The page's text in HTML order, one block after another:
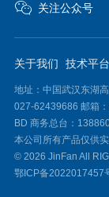
关注公众号
关于我们 技术平台
地址：中国武汉东湖
027-62439686 邮箱
BD 商务总台：
本公司所有产品仅供
© 2026 JinFan All
鄂ICP备2022017457